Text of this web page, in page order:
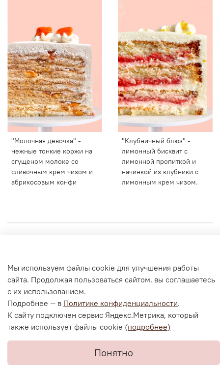
В корзину
"Молочная девочка" -
нежные тонкие коржи на
сгущеном молоке со
сливочным крем чизом и
абрикосовым конфи
"Клубничный блюз" -
лимонный бисквит с
лимонной пропиткой и
начинкой из клубники с
лимонным крем чизом.
Согласие на обработку персональных данных
Политика конфиденциальности и оферта
Согласие на ОПД с помощью «Яндекс.Метрика»
Мы используем файлы cookie для улучшения работы
сайта. Продолжая пользоваться сайтом, вы соглашаетесь
с их использованием.
Подробнее — в Политике конфиденциальности.
К сайту подключен сервис Яндекс.Метрика, который
также использует файлы cookie (подробнее)
Понятно